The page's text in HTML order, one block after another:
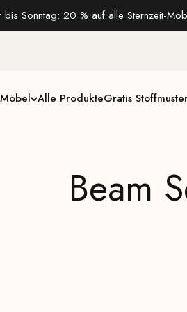
bis Sonntag: 20 % auf alle Sternzeit-
Möbel Alle ProdukteGratis